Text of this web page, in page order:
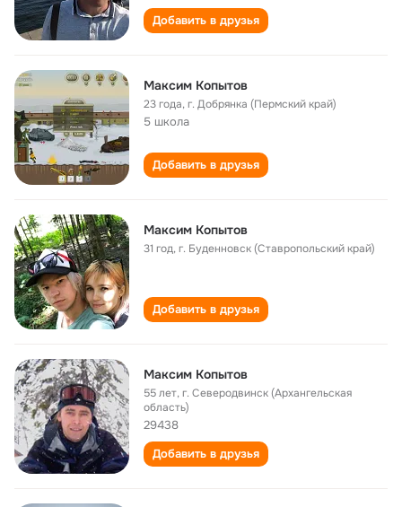
Добавить в друзья
Максим Копытов
23 года,г. Добрянка (Пермский край)
5 школа
Добавить в друзья
Максим Копытов
31 год,г. Буденновск (Ставропольский край)
Добавить в друзья
Максим Копытов
55 лет,г. Северодвинск (Архангельская
область)
29438
Добавить в друзья